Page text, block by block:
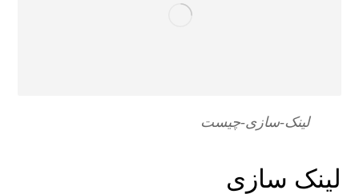
لینک-سازی-چیست
لینک سازی